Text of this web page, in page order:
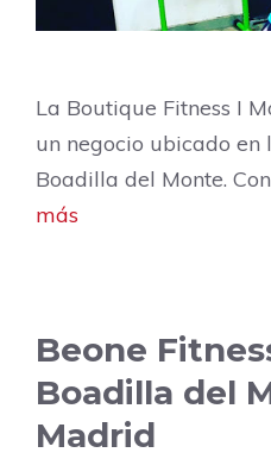
La Boutique Fitness I
un negocio ubicado en
Boadilla del Monte.
más
Beone
Boadilla del
Madrid